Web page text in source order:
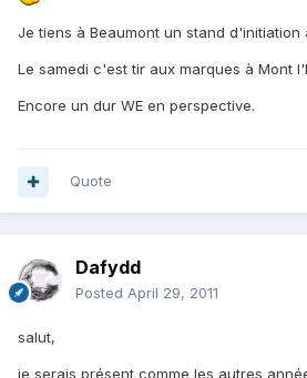
Je tiens à Beaumont un stand d'initiation
Le samedi c'est tir aux marques à Mont
Encore un dur WE en perspective.
Quote
Dafydd
Posted April 29, 2011
salut,
je serais présent comme les autres